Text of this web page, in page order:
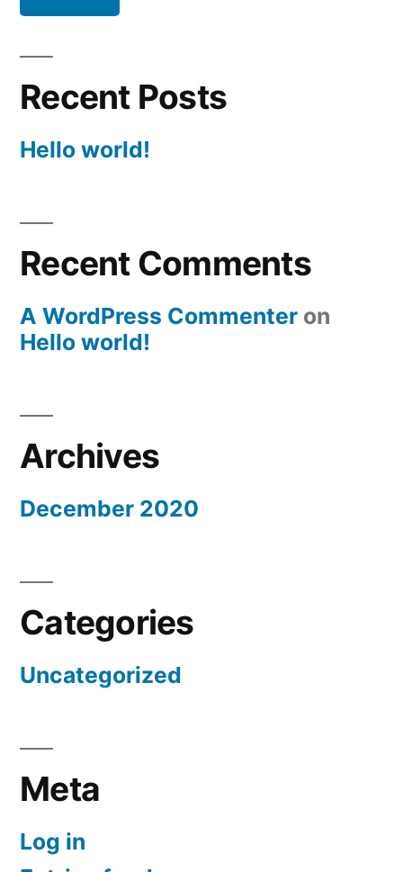
Recent Posts
Hello world!
Recent Comments
A WordPress Commenter on
Hello world!
Archives
December 2020
Categories
Uncategorized
Meta
Log in